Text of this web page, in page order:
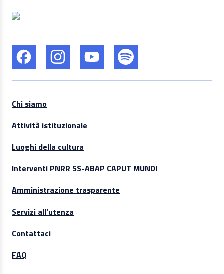
Chi siamo
Attività istituzionale
Luoghi della cultura
Interventi PNRR SS-ABAP CAPUT MUNDI
Amministrazione trasparente
Servizi all’utenza
Contattaci
FAQ